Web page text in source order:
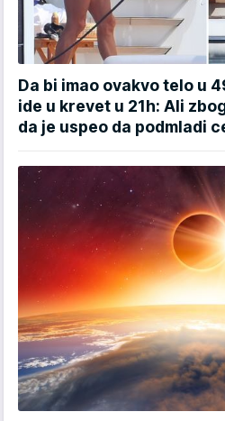
Da bi imao ovakvo telo u
ide u krevet u 21h: Ali
da je uspeo da podmladi